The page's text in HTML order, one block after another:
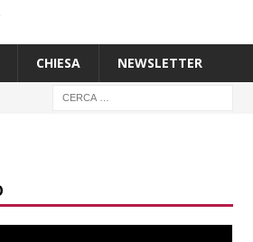
CHIESA NEWSLETTER